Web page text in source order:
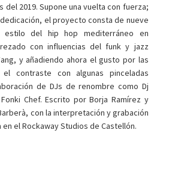
del 2019. Supone una vuelta con fuerza;
el proyecto consta de nueve
del hip hop mediterráneo en
con influencias del funk y jazz
y añadiendo ahora el gusto por las
el contraste con algunas pinceladas
de DJs de renombre como Dj
Chef. Escrito por Borja Ramírez y
con la interpretación y grabación
el Rockaway Studios de Castellón.